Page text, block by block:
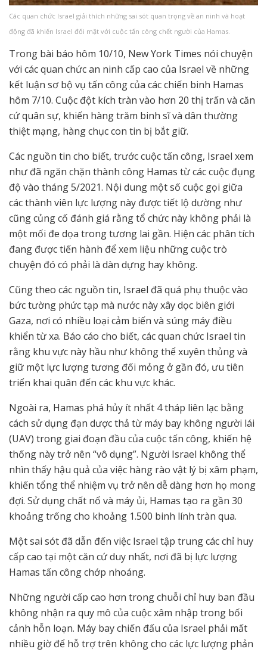
Các quan chức Israel giải thích những sai sót quan trọng về an ninh và hoạt
động đã khiến Israel đối mặt với cuộc tấn công chết người của Hamas.
Trong bài báo hôm 10/10, New York Times nói chuyện
với các quan chức an ninh cấp cao của Israel về những
kết luận sơ bộ vụ tấn công của các chiến binh Hamas
hôm 7/10. Cuộc đột kích tràn vào hơn 20 thị trấn và căn
cứ quân sự, khiến hàng trăm binh sĩ và dân thường
thiệt mạng, hàng chục con tin bị bắt giữ.
Các nguồn tin cho biết, trước cuộc tấn công, Israel xem
như đã ngăn chặn thành công Hamas từ các cuộc đụng
độ vào tháng 5/2021. Nội dung một số cuộc gọi giữa
các thành viên lực lượng này được tiết lộ dường như
cũng củng cố đánh giá rằng tổ chức này không phải là
một mối đe dọa trong tương lai gần. Hiện các phân tích
đang được tiến hành để xem liệu những cuộc trò
chuyện đó có phải là dàn dựng hay không.
Cũng theo các nguồn tin, Israel đã quá phụ thuộc vào
bức tường phức tạp mà nước này xây dọc biên giới
Gaza, nơi có nhiều loại cảm biến và súng máy điều
khiển từ xa. Báo cáo cho biết, các quan chức Israel tin
rằng khu vực này hầu như không thể xuyên thủng và
giữ một lực lượng tương đối mỏng ở gần đó, ưu tiên
triển khai quân đến các khu vực khác.
Ngoài ra, Hamas phá hủy ít nhất 4 tháp liên lạc bằng
cách sử dụng đạn dược thả từ máy bay không người lái
(UAV) trong giai đoạn đầu của cuộc tấn công, khiến hệ
thống này trở nên “vô dụng”. Người Israel không thể
nhìn thấy hậu quả của việc hàng rào vật lý bị xâm phạm,
khiến tổng thể nhiệm vụ trở nên dễ dàng hơn họ mong
đợi. Sử dụng chất nổ và máy ủi, Hamas tạo ra gần 30
khoảng trống cho khoảng 1.500 binh lính tràn qua.
Một sai sót đã dẫn đến việc Israel tập trung các chỉ huy
cấp cao tại một căn cứ duy nhất, nơi đã bị lực lượng
Hamas tấn công chớp nhoáng.
Những người cấp cao hơn trong chuỗi chỉ huy ban đầu
không nhận ra quy mô của cuộc xâm nhập trong bối
cảnh hỗn loạn. Máy bay chiến đấu của Israel phải mất
nhiều giờ để hỗ trợ trên không cho các lực lượng phản